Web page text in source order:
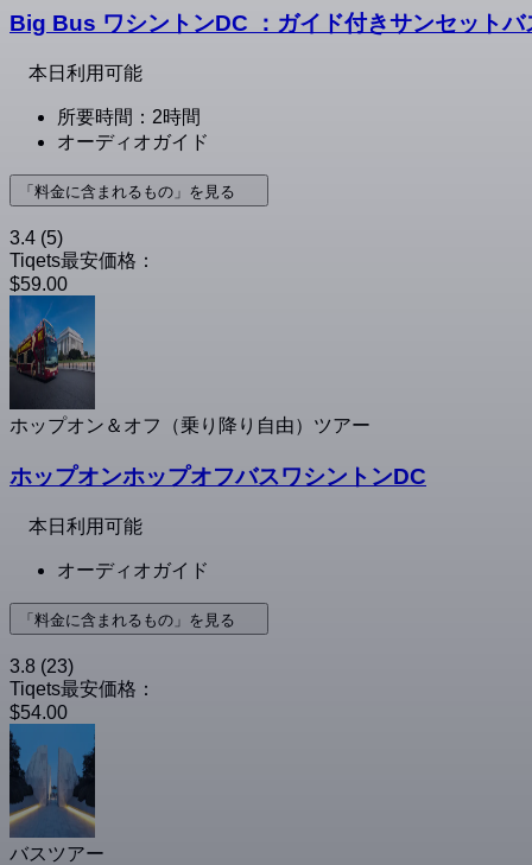
Big Bus ワシントンDC ：ガイド付きサンセットバ
本日利用可能
所要時間：2時間
オーディオガイド
「料金に含まれるもの」を見る
3.4 (5)
Tiqets最安価格：
$59.00
ホップオン＆オフ（乗り降り自由）ツアー
ホップオンホップオフバスワシントンDC
本日利用可能
オーディオガイド
「料金に含まれるもの」を見る
3.8 (23)
Tiqets最安価格：
$54.00
バスツアー